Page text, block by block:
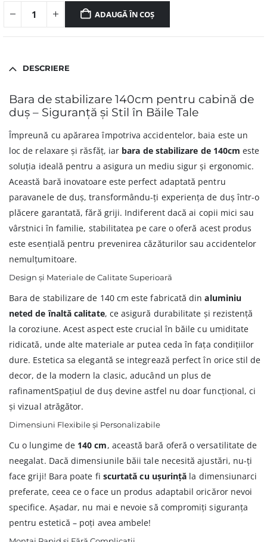
ADAUGĂ ÎN COȘ
DESCRIERE
Bara de stabilizare 140cm pentru cabină de
duș – Siguranță și Stil în Băile Tale
Împreună cu apărarea împotriva accidentelor, baia este un
loc de relaxare și răsfăț, iar bara de stabilizare de 140cm este
soluția ideală pentru a asigura un mediu sigur și ergonomic.
Această bară inovatoare este perfect adaptată pentru
paravanele de duș, transformându-ți experiența de duș într-o
plăcere garantată, fără griji. Indiferent dacă ai copii mici sau
vârstnici în familie, stabilitatea pe care o oferă acest produs
este esențială pentru prevenirea căzăturilor sau accidentelor
nemulțumitoare.
Design și Materiale de Calitate Superioară
Bara de stabilizare de 140 cm este fabricată dinaluminiu
neted de înaltă calitate, ce asigură durabilitate și rezistență
la coroziune. Acest aspect este crucial în băile cu umiditate
ridicată, unde alte materiale ar putea ceda în fața condițiilor
dure. Estetica sa elegantă se integrează perfect în orice stil de
decor, de la modern la clasic, aducând un plus de
rafinamentSpațiul de duș devine astfel nu doar funcțional, ci
și vizual atrăgător.
Dimensiuni Flexibile și Personalizabile
Cu o lungime de 140 cm, această bară oferă o versatilitate de
neegalat. Dacă dimensiunile băii tale necesită ajustări, nu-ți
face griji! Bara poate fi scurtată cu ușurință la dimensiunarci
preferate, ceea ce o face un produs adaptabil oricăror nevoi
specifice. Așadar, nu mai e nevoie să compromiți siguranța
pentru estetică – poți avea ambele!